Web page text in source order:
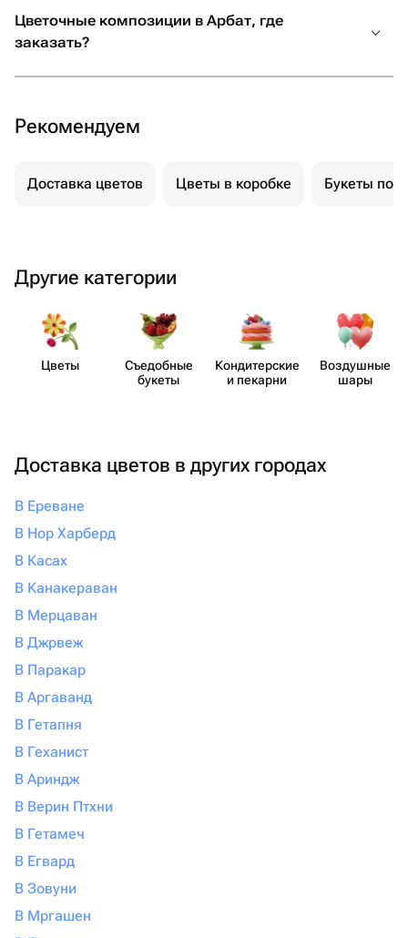
искреннее желание сделать праздник
незабываемым. От всей души
что всё будет выполнено с любовью и
именно сюда. Вы точно не пожалеете!
Цветочные композиции в Арбат, где
заказать?
Рекомендуем
Доставка цветов Цветы в коробке Букеты
Другие категории
Цветы
Съедобные
букеты
Кондит​ерские
и пекарни
Воздушные
шары
Доставка цветов в других городах
В Ереване
В Нор Харберд
В Касах
В Канакераван
В Мерцаван
В Джрвеж
В Паракар
В Аргаванд
В Гетапня
В Геханист
В Ариндж
В Верин Птхни
В Гетамеч
В Егвард
В Зовуни
В Мргашен